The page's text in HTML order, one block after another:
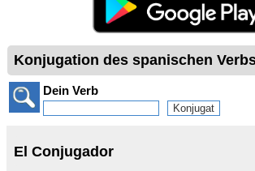
Konjugation des spanischen
Dein Verb
El Conjugador